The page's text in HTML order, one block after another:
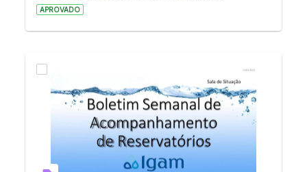
APROVADO